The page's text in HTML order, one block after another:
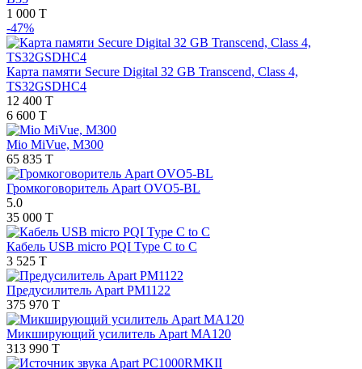
1 000 T
-47%
Карта памяти Secure Digital 32 GB Transcend, Class 4,
TS32GSDHC4
12 400 T
6 600 T
Mio MiVue, М300
65 835 T
Громкоговоритель Apart OVO5-BL
5.0
35 000 T
Кабель USB micro PQI Type C to C
3 525 T
Предусилитель Apart PM1122
375 970 T
Микширующий усилитель Apart MA120
313 990 T